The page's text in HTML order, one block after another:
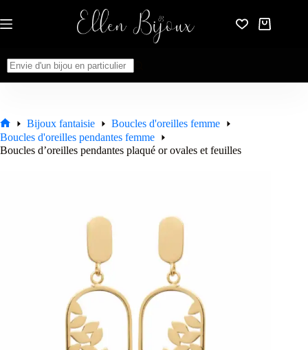
au
contenu
Panier
Accueil
Bijoux fantaisie
Boucles d'oreilles femme
Boucles d'oreilles pendantes femme
Boucles d’oreilles pendantes plaqué or ovales et feuilles